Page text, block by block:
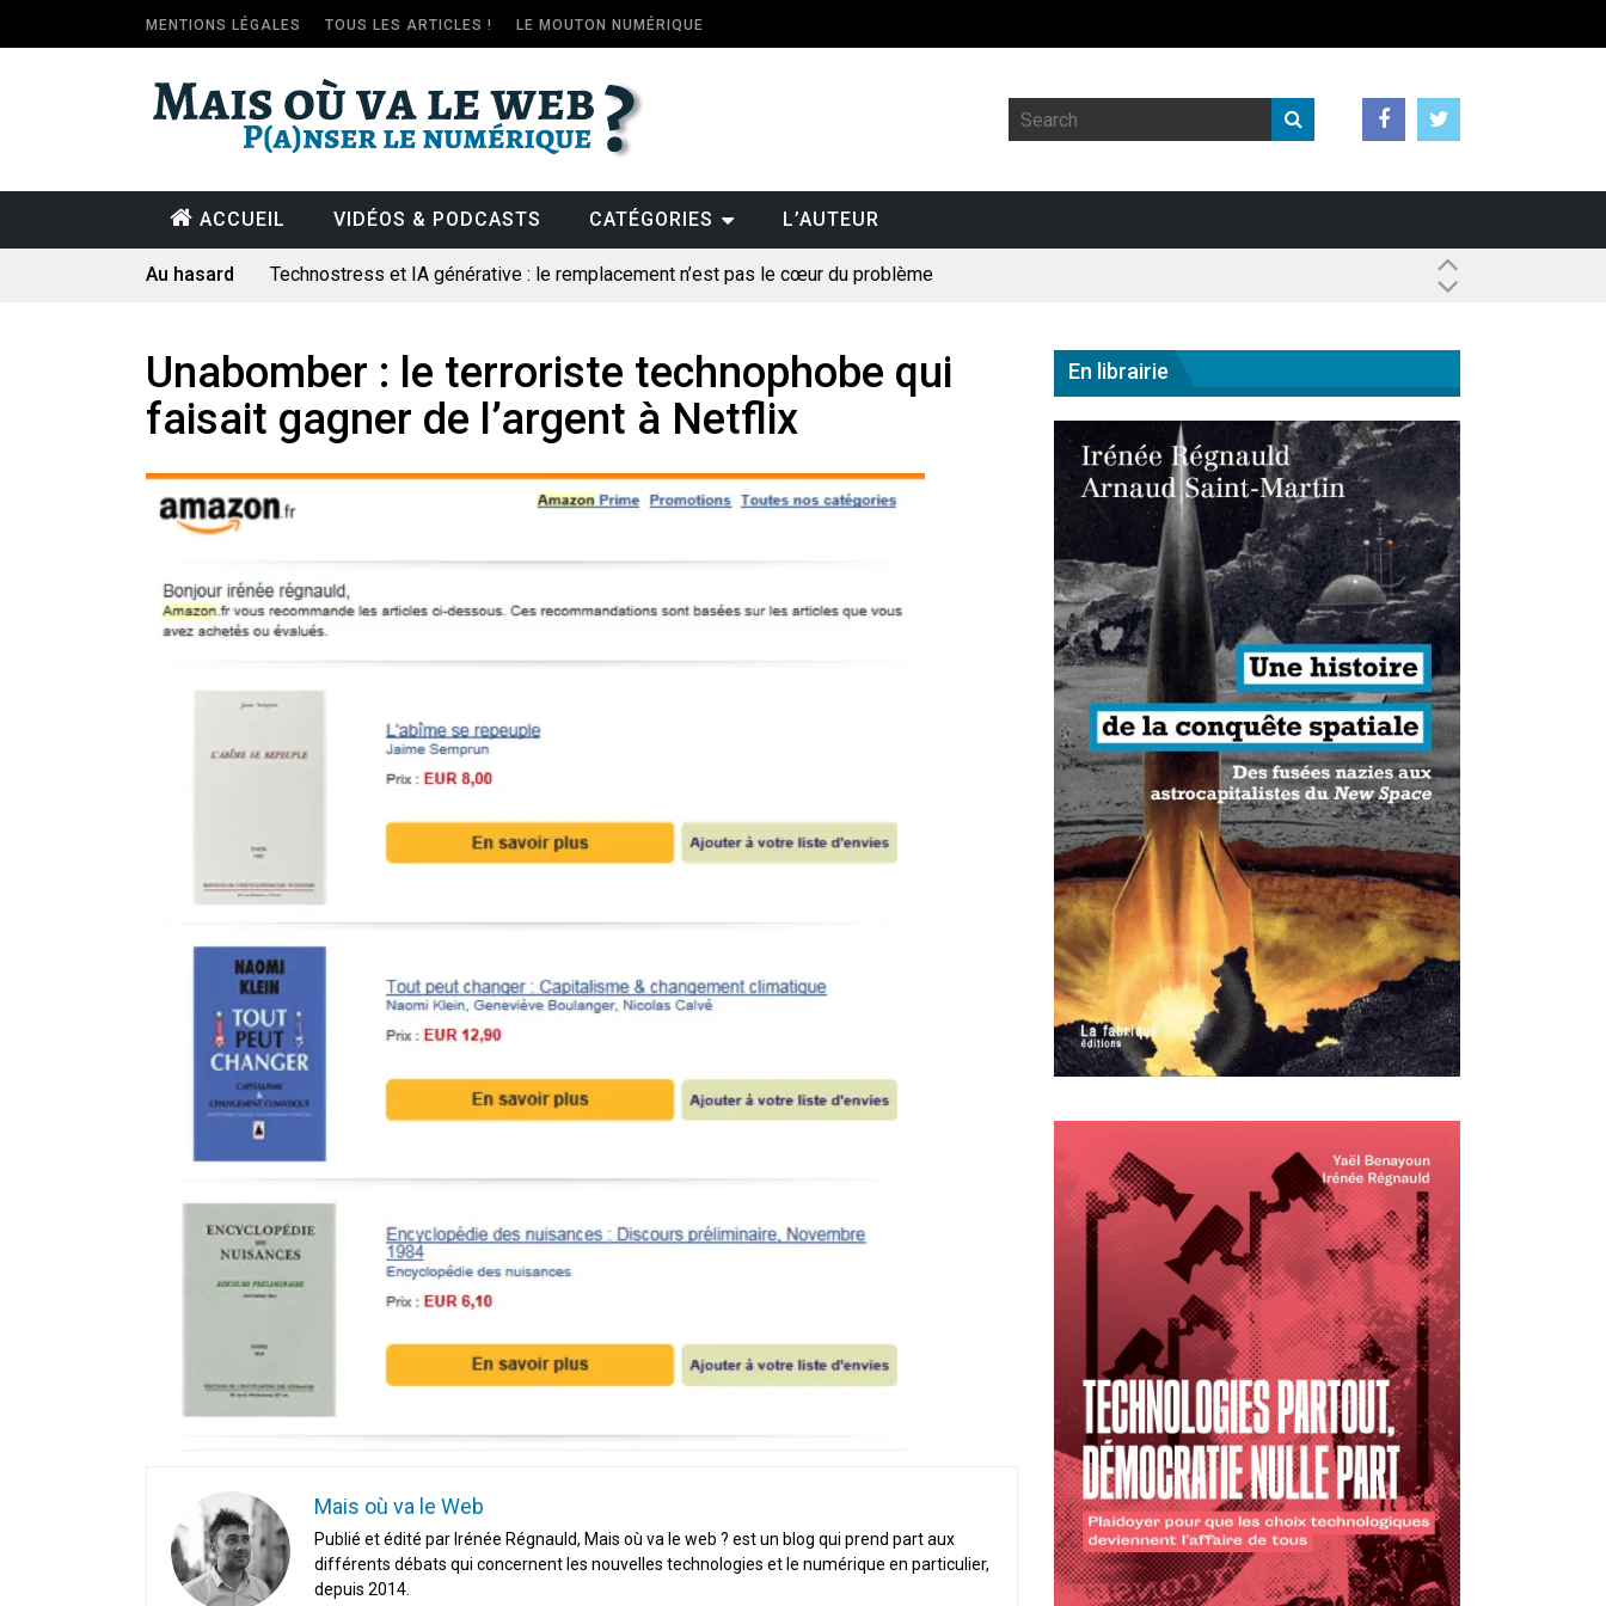
MENTIONS LÉGALES TOUS LES ARTICLES ! LE MOUTON NUMÉRIQUE
ACCUEIL VIDÉOS & PODCASTS CATÉGORIES L’AUTEUR
Au hasard
Technostress et IA générative : le remplacement n’est pas le cœur du problème
Le consultant : une lecture sociologique
Artemis II : objectif nul
Quand Mistral veut moraliser le pillage
Commentaire sur la polémique des perroquets
Les syndicats, (tout) contre l’IA
En Seine-et-Marne, le projet de Campus IA doit sortir des champs : « On impose et copie le gigantisme états-
unien »
Addendum sur les machines à laver, et l’intelligence artificielle
La vaste blague du macronisme crypto-spatial
Unabomber : le terroriste technophobe qui
faisait gagner de l’argent à Netflix
Mais où va le Web
Publié et édité par Irénée Régnauld, Mais où va le web ? est un blog qui prend part aux
différents débats qui concernent les nouvelles technologies et le numérique en particulier,
depuis 2014.
En librairie